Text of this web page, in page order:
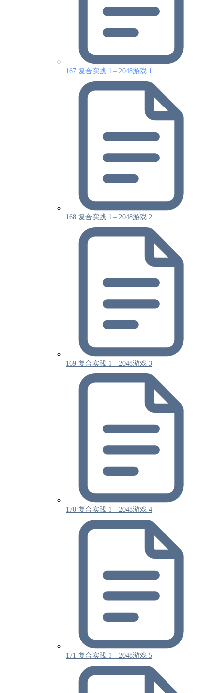
167 复合实践 1 – 2048游戏 1
168 复合实践 1 – 2048游戏 2
169 复合实践 1 – 2048游戏 3
170 复合实践 1 – 2048游戏 4
171 复合实践 1 – 2048游戏 5